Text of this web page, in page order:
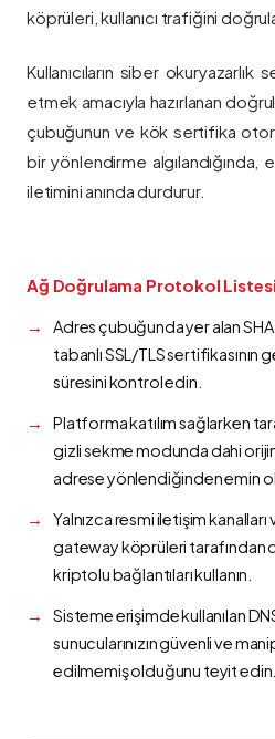
köprüleri, kullanıcı trafiğini
Kullanıcıların siber
etmek amacıyla hazırlanan
çubuğunun ve kök sertifika
bir yönlendirme
iletimini anında durdurur.
Ağ Doğrulama Protokol Listesi
Adres çubuğunda yer alan
tabanlı SSL/TLS sertifikasının
süresini kontrol edin.
Platforma katılım sağlarken
gizli sekme modunda dahi
adrese yönlendiğinden emin
Yalnızca resmi iletişim kanalları
gateway köprüleri tarafından
kriptolu bağlantıları kullanın.
Sisteme erişimde kullanılan
sunucularınızın güvenli ve
edilmemiş olduğunu teyit edin.